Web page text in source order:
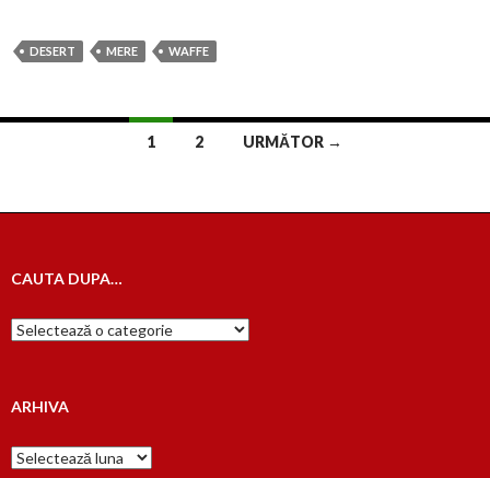
DESERT MERE WAFFE
articole
1 2 URMĂTOR →
CAUTA DUPA…
Cauta
dupa…
ARHIVA
Arhiva